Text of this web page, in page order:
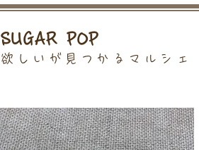
SUGAR POP
欲しいが見つかるマルシェ